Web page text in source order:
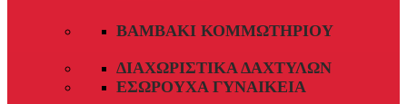
ΒΑΜΒΆΚΙ ΚΟΜΜΩΤΗΡΊΟΥ
ΔΙΑΧΩΡΙΣΤΙΚΆ ΔΑΧΤΎΛΩΝ
ΕΣΏΡΟΥΧΑ ΓΥΝΑΙΚΕΊΑ